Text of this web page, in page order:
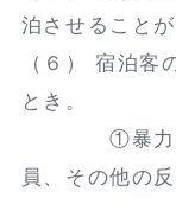
泊させること
（６） 宿泊客
とき。
①暴力団員
員、その他の